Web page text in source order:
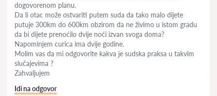
dogovorenom planu.
Da li otac može ostvariti putem suda da tako malo dijete
putuje 300km do 600km obzirom da ne živimo u istom gradu
da bi dijete prenoćilo dvije noći izvan svoga doma?
Napominjem curica ima dvije godine.
Molim vas da mi odgovorite kakva je sudska praksa u takvim
slučajevima ?
Zahvaljujem
Idi na odgovor